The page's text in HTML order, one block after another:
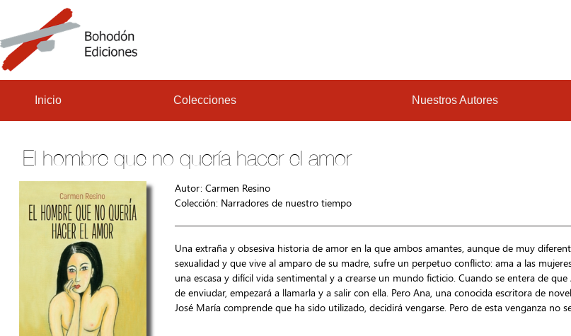
Inicio Colecciones Nuestros Autores
El hombre que no quería hacer el amor
Autor: Carmen Resino
Colección: Narradores de nuestro tiempo
Una extraña y obsesiva historia de amor en la que ambos amantes, aunque de muy
sexualidad y que vive al amparo de su madre, sufre un perpetuo conflicto: ama a las
una escasa y difícil vida sentimental y a crearse un mundo ficticio. Cuando se entera de
de enviudar, empezará a llamarla y a salir con ella. Pero Ana, una conocida escritora de
José María comprende que ha sido utilizado, decidirá vengarse. Pero de esta venganza